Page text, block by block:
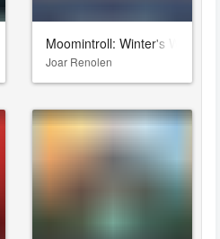
Moomintroll: Winter's Warmth
Joar Renolen